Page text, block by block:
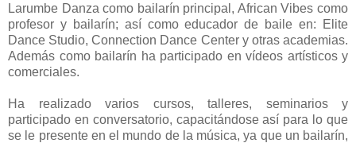
Larumbe Danza como bailarín principal, African Vibes como
profesor y bailarín; así como educador de baile en: Elite
Dance Studio, Connection Dance Center y otras academias.
Además como bailarín ha participado en vídeos artísticos y
comerciales.
Ha realizado varios cursos, talleres, seminarios y
participado en conversatorio, capacitándose así para lo que
se le presente en el mundo de la música, ya que un bailarín,